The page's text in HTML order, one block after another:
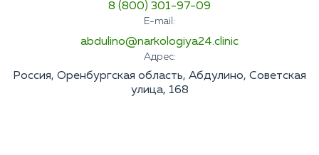
8 (800) 301-97-09
E-mail:
abdulino@narkologiya24.clinic
Адрес:
Россия, Оренбургская область, Абдулино, Советская
улица, 168